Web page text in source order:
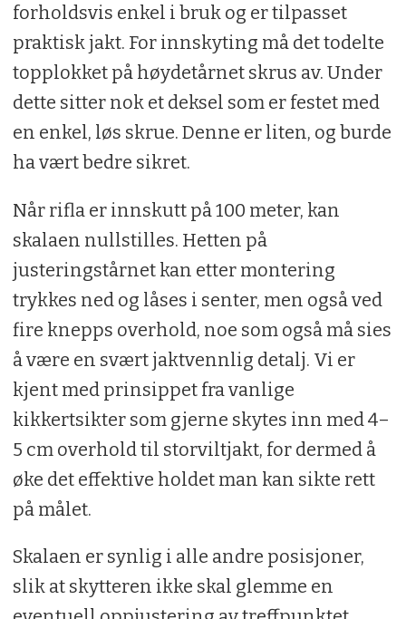
forholdsvis enkel i bruk og er tilpasset
praktisk jakt. For innskyting må det todelte
topplokket på høydetårnet skrus av. Under
dette sitter nok et deksel som er festet med
en enkel, løs skrue. Denne er liten, og burde
ha vært bedre sikret.
Når rifla er innskutt på 100 meter, kan
skalaen nullstilles. Hetten på
justeringstårnet kan etter montering
trykkes ned og låses i senter, men også ved
fire knepps overhold, noe som også må sies
å være en svært jaktvennlig detalj. Vi er
kjent med prinsippet fra vanlige
kikkertsikter som gjerne skytes inn med 4–
5 cm overhold til storviltjakt, for dermed å
øke det effektive holdet man kan sikte rett
på målet.
Skalaen er synlig i alle andre posisjoner,
slik at skytteren ikke skal glemme en